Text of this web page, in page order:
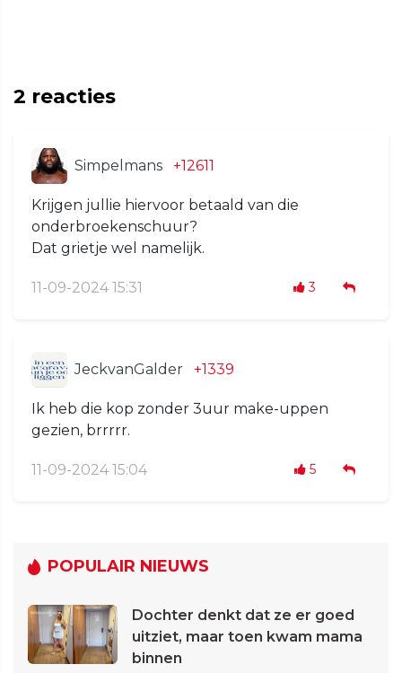
2 reacties
Simpelmans +12611
Krijgen jullie hiervoor betaald van die
onderbroekenschuur?
Dat grietje wel namelijk.
11-09-2024 15:31 3
JeckvanGalder +1339
Ik heb die kop zonder 3uur make-uppen
gezien, brrrrr.
11-09-2024 15:04 5
POPULAIR NIEUWS
Dochter denkt dat ze er goed
uitziet, maar toen kwam mama
binnen